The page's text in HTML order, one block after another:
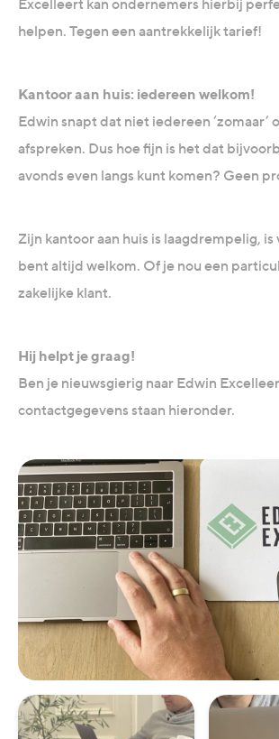
Excelleert kan ondernemers hierbij
helpen. Tegen een aantrekkelijk tarief!
Kantoor aan huis: iedereen welkom!
Edwin snapt dat niet iedereen ‘zomaar’
afspreken. Dus hoe fijn is het dat
avonds even langs kunt komen? Geen
Zijn kantoor aan huis is laagdrempelig,
bent altijd welkom. Of je nou een
zakelijke klant.
Hij helpt je graag!
Ben je nieuwsgierig naar Edwin
contactgegevens staan hieronder.